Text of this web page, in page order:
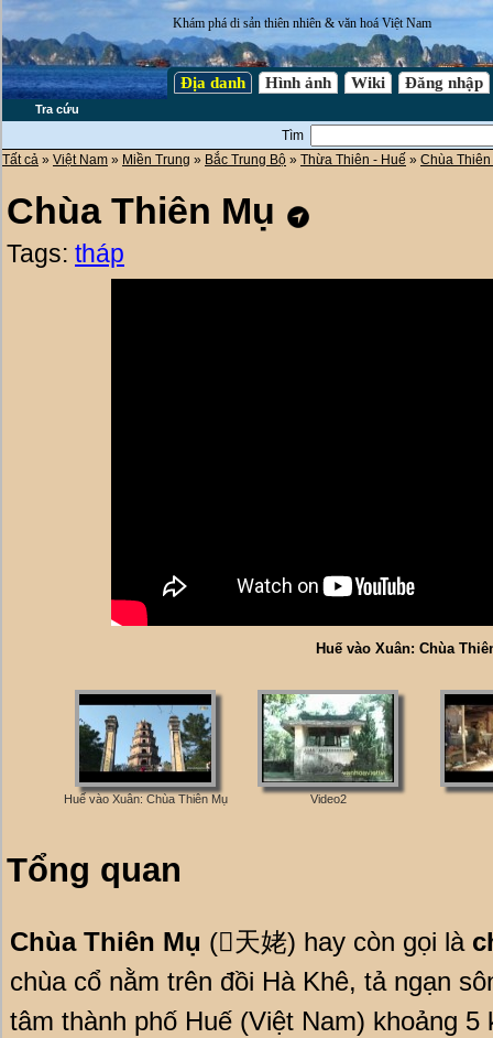
Khám phá di sản thiên nhiên & văn hoá Việt Nam
Địa danh Hình ảnh Wiki Đăng nhập
Tra cứu
Tìm
Tất cả » Việt Nam » Miền Trung » Bắc Trung Bộ » Thừa Thiên - Huế » Chùa Thiên
Chùa Thiên Mụ
Tags: tháp
Huế vào Xuân: Chùa
Huế vào Xuân: Chùa Thiên Mụ Video2
Tổng quan
Chùa Thiên Mụ (񣘠天姥) hay còn gọi là
chùa cổ nằm trên đồi Hà Khê, tả ngạn
tâm thành phố Huế (Việt Nam) khoảng